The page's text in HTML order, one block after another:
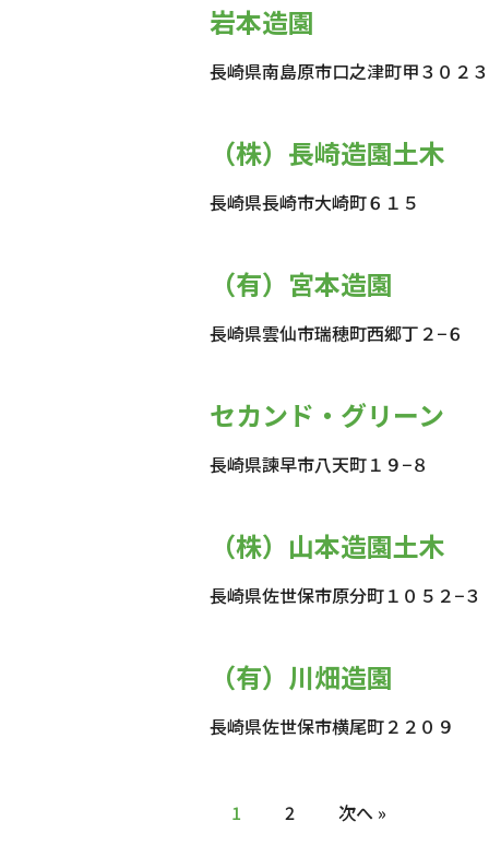
岩本造園
長崎県南島原市口之津町甲３０２
（株）長崎造園土木
長崎県長崎市大崎町６１５
（有）宮本造園
長崎県雲仙市瑞穂町西郷丁２−６
セカンド・グリーン
長崎県諫早市八天町１９−８
（株）山本造園土木
長崎県佐世保市原分町１０５２−３
（有）川畑造園
長崎県佐世保市横尾町２２０９
1 2 次へ »